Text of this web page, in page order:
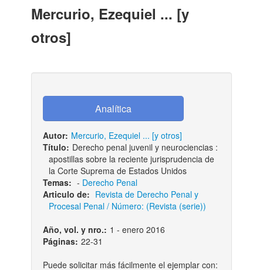
Mercurio, Ezequiel ... [y
otros]
Autor: Mercurio, Ezequiel ... [y otros]
Título: Derecho penal juvenil y neurociencias :
apostillas sobre la reciente jurisprudencia de
la Corte Suprema de Estados Unidos
Temas: - Derecho Penal
Articulo de: Revista de Derecho Penal y
Procesal Penal / Número: (Revista (serie))
Año, vol. y nro.: 1 - enero 2016
Páginas: 22-31
Puede solicitar más fácilmente el ejemplar con: